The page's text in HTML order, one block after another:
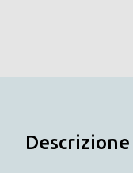
Descrizione